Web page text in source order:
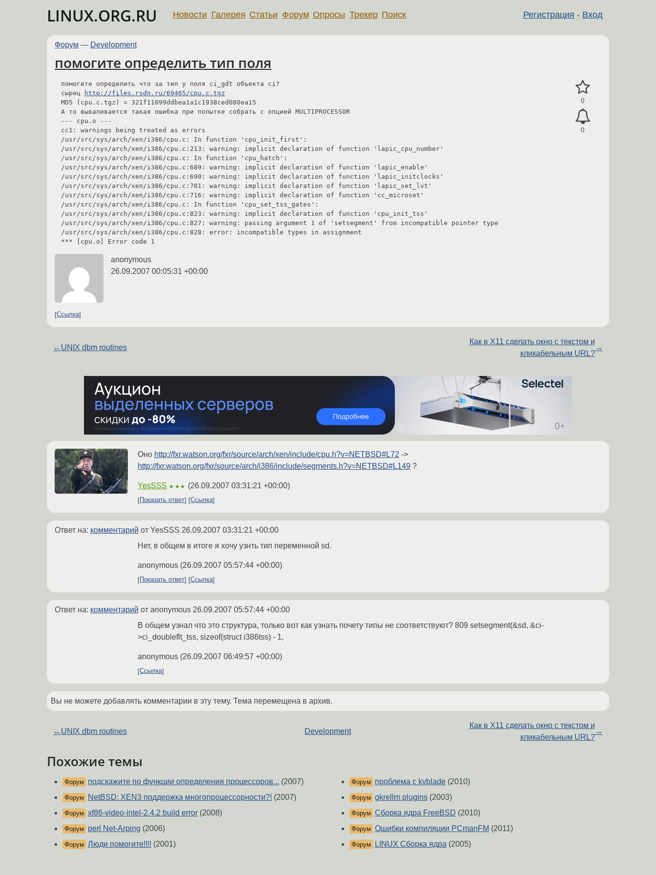
LINUX.ORG.RU Регистрация - Вход
Новости Галерея Статьи Форум Опросы Трекер Поиск
Форум — Development
помогите определить тип поля
0
0
помогите определить что за тип у поля ci_gdt объекта ci?
сырец
http://files.rsdn.ru/69465/cpu.c.tgz
MD5 (cpu.c.tgz) = 321f11099ddbea1a1c1938ced080ea15
А то вываливается такая ошибка при попытке собрать с опцией MULTIPROCESSOR
--- cpu.o ---
cc1: warnings being treated as errors
/usr/src/sys/arch/xen/i386/cpu.c: In function 'cpu_init_first':
/usr/src/sys/arch/xen/i386/cpu.c:213: warning: implicit declaration of function 'lapic_cpu_number'
/usr/src/sys/arch/xen/i386/cpu.c: In function 'cpu_hatch':
/usr/src/sys/arch/xen/i386/cpu.c:689: warning: implicit declaration of function 'lapic_enable'
/usr/src/sys/arch/xen/i386/cpu.c:690: warning: implicit declaration of function 'lapic_initclocks'
/usr/src/sys/arch/xen/i386/cpu.c:701: warning: implicit declaration of function 'lapic_set_lvt'
/usr/src/sys/arch/xen/i386/cpu.c:716: warning: implicit declaration of function 'cc_microset'
/usr/src/sys/arch/xen/i386/cpu.c: In function 'cpu_set_tss_gates':
/usr/src/sys/arch/xen/i386/cpu.c:823: warning: implicit declaration of function 'cpu_init_tss'
/usr/src/sys/arch/xen/i386/cpu.c:827: warning: passing argument 1 of 'setsegment' from incompatible pointer type
/usr/src/sys/arch/xen/i386/cpu.c:828: error: incompatible types in assignment
*** [cpu.o] Error code 1
anonymous
26.09.2007 00:05:31 +00:00
Ссылка
← UNIX dbm routines
Как в X11 сделать окно с текстом и
кликабельным URL?
→
Оно http://fxr.watson.org/fxr/source/arch/xen/include/cpu.h?v=NETBSD#L72 ->
http://fxr.watson.org/fxr/source/arch/i386/include/segments.h?v=NETBSD#L149 ?
YesSSS ★★★ (26.09.2007 03:31:21 +00:00)
Показать ответ Ссылка
Ответ на: комментарий от YesSSS 26.09.2007 03:31:21 +00:00
Нет, в общем в итоге я хочу узнть тип переменной sd.
anonymous (26.09.2007 05:57:44 +00:00)
Показать ответ Ссылка
Ответ на: комментарий от anonymous 26.09.2007 05:57:44 +00:00
В общем узнал что это структура, только вот как узнать почету типы не соответствуют? 809 setsegment(&sd, &ci-
>ci_doubleflt_tss, sizeof(struct i386tss) - 1,
anonymous (26.09.2007 06:49:57 +00:00)
Ссылка
Вы не можете добавлять комментарии в эту тему. Тема перемещена в архив.
← UNIX dbm routines Development
Как в X11 сделать окно с текстом и
кликабельным URL?
→
Похожие темы
Форум подскажите по функции определения процессоров... (2007)
Форум NetBSD: XEN3 поддержка многопроцессорности?! (2007)
Форум xf86-video-intel-2.4.2 build error (2008)
Форум perl Net-Arping (2006)
Форум Люди помогите!!!! (2001)
Форум проблема с kvblade(2010)
Форум gkrellm plugins(2003)
Форум Сборка ядра FreeBSD (2010)
Форум Ошибки компиляции PCmanFM (2011)
Форум LINUX Сборка ядра(2005)